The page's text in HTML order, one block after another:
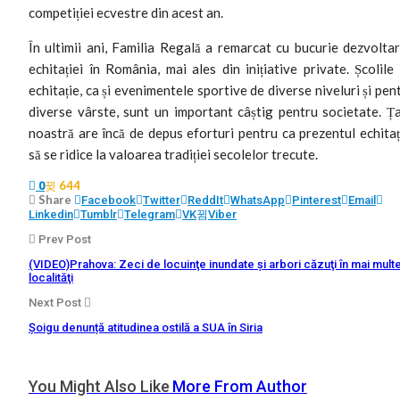
competiției ecvestre din acest an.
În ultimii ani, Familia Regală a remarcat cu bucurie
echitației în România, mai ales din inițiative private. Școlile
echitație, ca și evenimentele sportive de diverse niveluri și
diverse vârste, sunt un important câștig pentru societate.
noastră are încă de depus eforturi pentru ca prezentul
să se ridice la valoarea tradiției secolelor trecute.
0
644
Share
Facebook Twitter ReddIt WhatsApp Pinterest Email
Linkedin Tumblr Telegram VK
Viber
Prev Post
(VIDEO)Prahova: Zeci de locuinţe inundate şi arbori căzuţi în mai
localităţi
Next Post
Șoigu denunță atitudinea ostilă a SUA în Siria
You Might Also Like More From Author